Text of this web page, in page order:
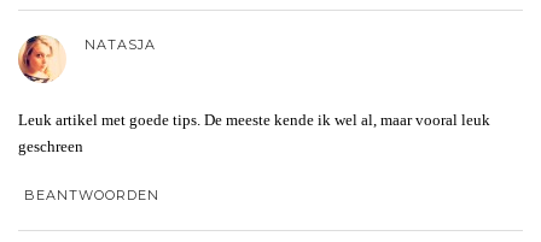
NATASJA
Leuk artikel met goede tips. De meeste kende ik wel al, maar vooral leuk
geschreen
BEANTWOORDEN